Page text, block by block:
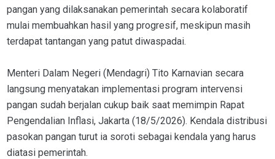
pangan yang dilaksanakan pemerintah secara kolaboratif
mulai membuahkan hasil yang progresif, meskipun masih
terdapat tantangan yang patut diwaspadai.
Menteri Dalam Negeri (Mendagri) Tito Karnavian secara
langsung menyatakan implementasi program intervensi
pangan sudah berjalan cukup baik saat memimpin Rapat
Pengendalian Inflasi, Jakarta (18/5/2026). Kendala distribusi
pasokan pangan turut ia soroti sebagai kendala yang harus
diatasi pemerintah.